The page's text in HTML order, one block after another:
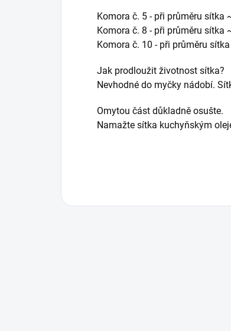
Komora č. 5 - při průměru sítka
Komora č. 8 - při průměru sítka
Komora č. 10 - při průměru
Jak prodloužit životnost sítka?
Nevhodné do myčky nádobí.
Omytou část důkladně osušte.
Namažte sítka kuchyňským